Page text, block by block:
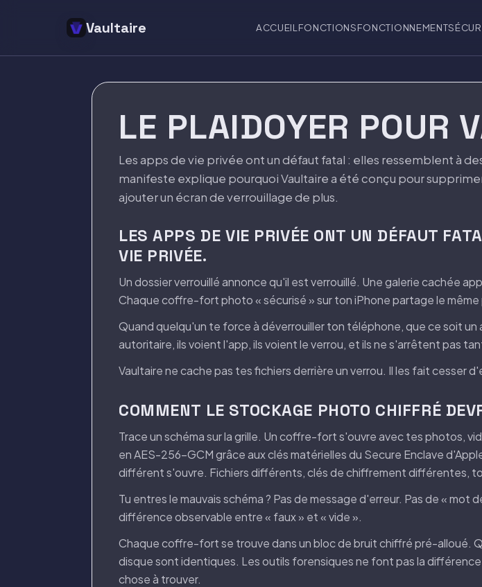
Vaultaire ACCUEIL FONCTIONSFONCTIONNEMENT
LE PLAIDOYER POUR
Les apps de vie privée ont un défaut fatal : elles ressemblent à
manifeste explique pourquoi Vaultaire a été conçu pour
ajouter un écran de verrouillage de plus.
LES APPS DE VIE PRIVÉE ONT UN DÉFAUT
VIE PRIVÉE.
Un dossier verrouillé annonce qu'il est verrouillé. Une galerie cachée
Chaque coffre-fort photo « sécurisé » sur ton iPhone partage le
Quand quelqu'un te force à déverrouiller ton téléphone, que ce soit
autoritaire, ils voient l'app, ils voient le verrou, et ils ne s'arrêtent pas
Vaultaire ne cache pas tes fichiers derrière un verrou. Il les fait cesser
COMMENT LE STOCKAGE PHOTO CHIFFRÉ
Trace un schéma sur la grille. Un coffre-fort s'ouvre avec tes photos,
en AES-256-GCM grâce aux clés matérielles du Secure Enclave
différent s'ouvre. Fichiers différents, clés de chiffrement différentes,
Tu entres le mauvais schéma ? Pas de message d'erreur. Pas de «
différence observable entre « faux » et « vide ».
Chaque coffre-fort se trouve dans un bloc de bruit chiffré pré-alloué.
disque sont identiques. Les outils forensiques ne font pas la
chose à trouver.